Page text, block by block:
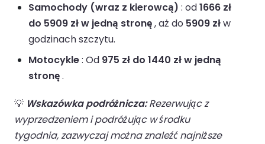
Samochody (wraz z kierowcą) : od1666 zł
do 5909 zł w jedną stronę, aż do 5909 złw
godzinach szczytu.
Motocykle: Od 975 zł do 1440 zł w jedną
stronę.
💡 Wskazówka podróżnicza:Rezerwując z
wyprzedzeniem i podróżując w środku
tygodnia, zazwyczaj można znaleźć najniższe